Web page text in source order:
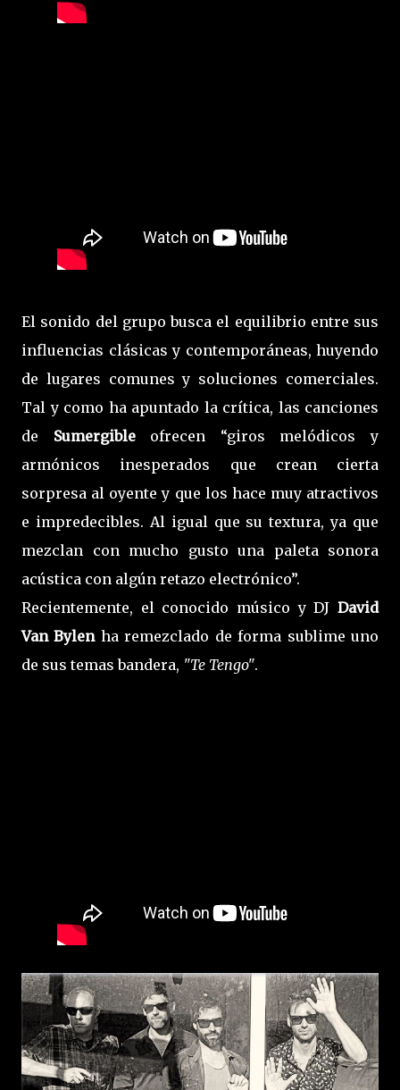
El sonido del grupo busca el equilibrio entre sus
influencias clásicas y contemporáneas, huyendo
de lugares comunes y soluciones comerciales.
Tal y como ha apuntado la crítica, las canciones
de Sumergibleofrecen “giros melódicos y
armónicos inesperados que crean cierta
sorpresa al oyente y que los hace muy atractivos
e impredecibles. Al igual que su textura, ya que
mezclan con mucho gusto una paleta sonora
acústica con algún retazo electrónico”.
Recientemente, el conocido músico y DJ David
Van Bylenha remezclado de forma sublime uno
de sus temas bandera, "Te Tengo".